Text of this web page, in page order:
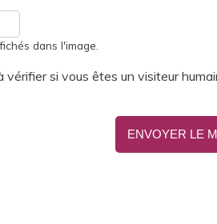
dans l'image.
si vous êtes un visiteur